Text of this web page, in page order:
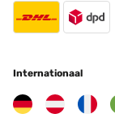
Internationaal